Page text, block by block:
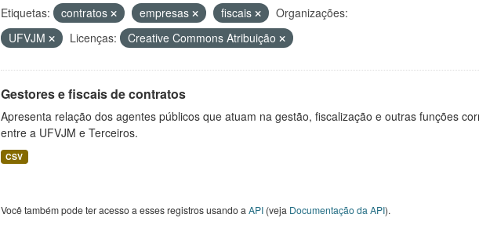
Etiquetas: contratos empresas fiscais
Organizações:
UFVJM
Licenças: Creative Commons Atribuição
Gestores e fiscais de contratos
Apresenta relação dos agentes públicos que atuam na gestão, fiscalização e outras funções
entre a UFVJM e Terceiros.
CSV
Você também pode ter acesso a esses registros usando a API(veja Documentação da API).